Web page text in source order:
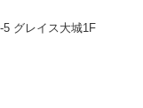
5 グレイス大城1F